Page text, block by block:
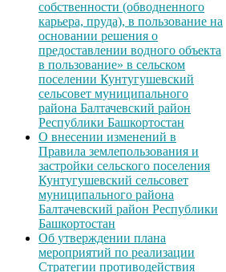
собственности (обводненного
карьера, пруда), в пользование на
основании решения о
предоставлении водного объекта
в пользование» в сельском
поселении Кунтугушевский
сельсовет муниципального
района Балтачевский район
Республики Башкортостан
О внесении изменений в
Правила землепользования и
застройки сельского поселения
Кунтугушевский сельсовет
муниципального района
Балтачевский район Республики
Башкортостан
Об утверждении плана
мероприятий по реализации
Стратегии противодействия